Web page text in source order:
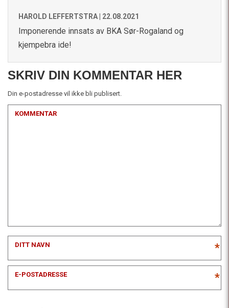
HAROLD LEFFERTSTRA | 22.08.2021
Imponerende innsats av BKA Sør-Rogaland og
kjempebra ide!
SKRIV DIN KOMMENTAR HER
Din e-postadresse vil ikke bli publisert.
KOMMENTAR
DITT NAVN *
E-POSTADRESSE *